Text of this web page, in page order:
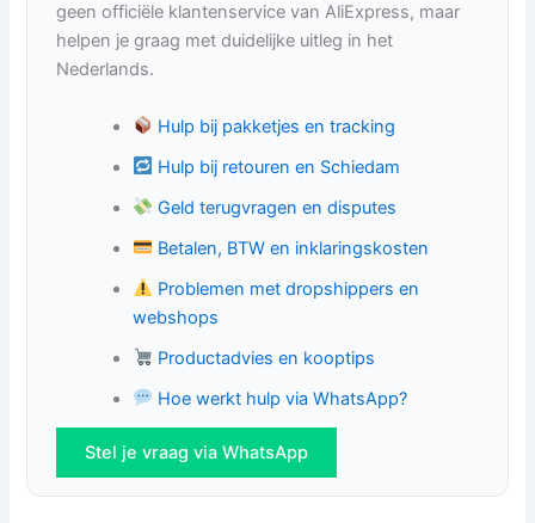
geen officiële klantenservice van AliExpress, maar
helpen je graag met duidelijke uitleg in het
Nederlands.
Hulp bij pakketjes en tracking
Hulp bij retouren en Schiedam
Geld terugvragen en disputes
Betalen, BTW en inklaringskosten
Problemen met dropshippers en
webshops
Productadvies en kooptips
Hoe werkt hulp via WhatsApp?
Stel je vraag via WhatsApp